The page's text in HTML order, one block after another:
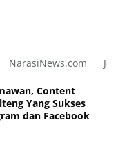
NarasiNews.com
Content
Yang Sukses
dan Facebook